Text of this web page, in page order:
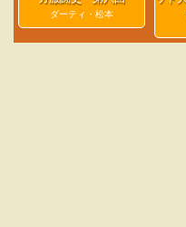
ダーティ・松本